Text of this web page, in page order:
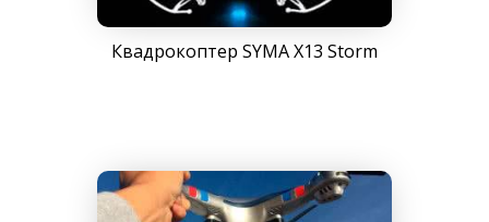
Квадрокоптер SYMA X13 Storm